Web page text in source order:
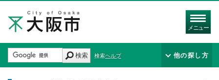
メニュー
検索 検索ヘルプ 他の探し方